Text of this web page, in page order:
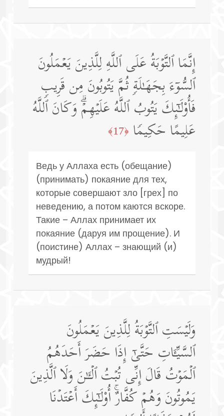
إِنَّمَا ٱلتَّوۡبَةُ عَلَى ٱللَّهِ لِلَّذِینَ یَعۡمَلُونَ
ٱلسُّوۤءَ بِجَهَـٰلَةࣲ ثُمَّ یَتُوبُونَ مِن قَرِیبࣲ
فَأُو۟لَـٰۤىِٕكَ یَتُوبُ ٱللَّهُ عَلَیۡهِمۡۗ وَكَانَ ٱللَّهُ
عَلِیمًا حَكِیمࣰا ﴿17﴾
Ведь у Аллаха есть (обещание)
(принимать) покаяние для тех,
которые совершают зло [грех] по
неведению, а потом каются вскоре.
Такие – Аллах принимает их
покаяние (даруя им прощение). И
(поистине) Аллах – знающий (и)
мудрый!
وَلَیۡسَتِ ٱلتَّوۡبَةُ لِلَّذِینَ یَعۡمَلُونَ
ٱلسَّیِّـَٔاتِ حَتَّىٰۤ إِذَا حَضَرَ أَحَدَهُمُ
ٱلۡمَوۡتُ قَالَ إِنِّی تُبۡتُ ٱلۡـَٔـٰنَ وَلَا ٱلَّذِینَ
یَمُوتُونَ وَهُمۡ كُفَّارٌۚ أُو۟لَـٰۤىِٕكَ أَعۡتَدۡنَا